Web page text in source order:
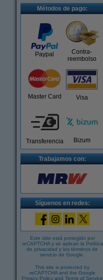
Métodos de pago:
Paypal
Contra-
reembolso
Master Card Visa
Transferencia Bizum
Trabajamos con:
Síguenos en redes:
Este sitio está protegido por
reCAPTCHA y se aplican la Política
de privacidad y los términos de
servicio de Google
This site is protected by
reCAPTCHA and the Google
Privacy Policy and Terms of Service